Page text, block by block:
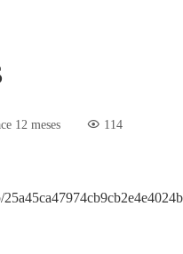
12 meses 114